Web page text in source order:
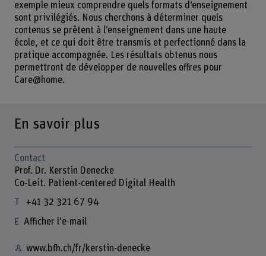
exemple mieux comprendre quels formats d’enseignement
sont privilégiés. Nous cherchons à déterminer quels
contenus se prêtent à l’enseignement dans une haute
école, et ce qui doit être transmis et perfectionné dans la
pratique accompagnée. Les résultats obtenus nous
permettront de développer de nouvelles offres pour
Care@home.
En savoir plus
Contact
Prof. Dr. Kerstin Denecke
Co-Leit. Patient-centered Digital Health
+41 32 321 67 94
Afficher l'e-mail
www.bfh.ch/fr/kerstin-denecke